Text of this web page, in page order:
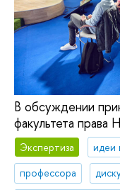
В обсуждении
факультета
Экспертиза
идеи
профессора